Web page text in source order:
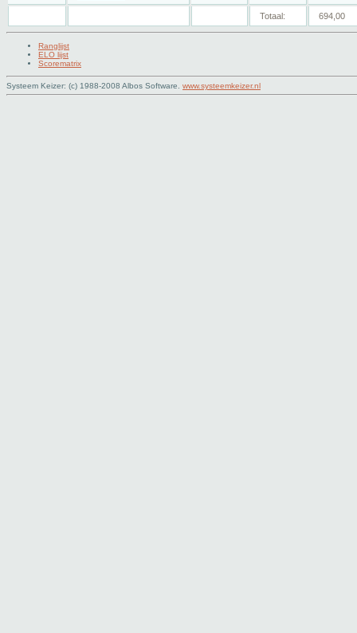
Totaal: 694,00
Ranglijst
ELO lijst
Scorematrix
Systeem Keizer: (c) 1988-2008 Albos Software. www.systeemkeizer.nl